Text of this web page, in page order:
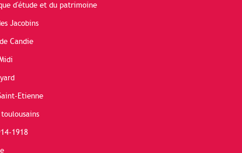
d'étude et du patrimoine
Jacobins
Candie
Etienne
1918